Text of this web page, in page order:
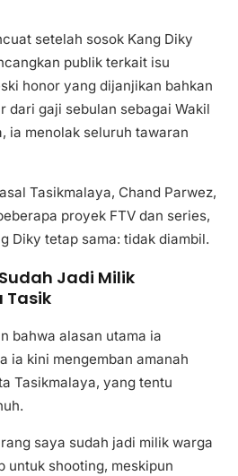
setelah sosok Kang Diky
publik terkait isu
honor yang dijanjikan bahkan
dari gaji sebulan sebagai Wakil
ia menolak seluruh tawaran
Tasikmalaya, Chand Parwez,
proyek FTV dan series,
Diky tetap sama: tidak diambil.
Jadi Milik
Tasik
bahwa alasan utama ia
ia kini mengemban amanah
Tasikmalaya, yang tentu
saya sudah jadi milik warga
untuk shooting, meskipun